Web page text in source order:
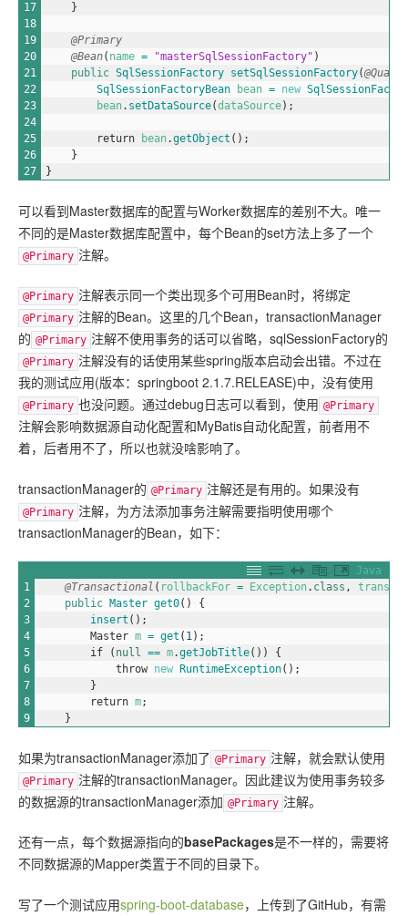
17
18
19
20
21
22
23
24
25
26
27
}
@Primary
@Bean( name = "masterSqlSessionFactory" )
public SqlSessionFactory setSqlSessionFactory(
SqlSessionFactoryBean
bean = new
bean. setDataSource(dataSource) ;
return bean.getObject ( ) ;
}
}
可以看到Master数据库的配置与Worker数据库的差别不大。唯一
不同的是Master数据库配置中，每个Bean的set方法上多了一个
@Primary 注解。
@Primary 注解表示同一个类出现多个可用Bean时，将绑定
@Primary 注解的Bean。这里的几个Bean，transactionManager
的 @Primary 注解不使用事务的话可以省略，sqlSessionFactory的
@Primary 注解没有的话使用某些spring版本启动会出错。不过在
我的测试应用(版本：springboot 2.1.7.RELEASE)中，没有使用
@Primary 也没问题。通过debug日志可以看到，使用 @Primary
注解会影响数据源自动化配置和MyBatis自动化配置，前者用不
着，后者用不了，所以也就没啥影响了。
transactionManager的 @Primary 注解还是有用的。如果没有
@Primary 注解，为方法添加事务注解需要指明使用哪个
transactionManager的Bean，如下：
Java
1
2
3
4
5
6
7
8
9
@Transactional ( rollbackFor = Exception. class ,
public Master get0( )
{
insert ( ) ;
Master m = get ( 1) ;
if
( null == m.getJobTitle( ) )
{
throw new RuntimeException( ) ;
}
return m;
}
如果为transactionManager添加了 @Primary 注解，就会默认使用
@Primary 注解的transactionManager。因此建议为使用事务较多
的数据源的transactionManager添加 @Primary 注解。
还有一点，每个数据源指向的basePackages是不一样的，需要将
不同数据源的Mapper类置于不同的目录下。
写了一个测试应用spring-boot-database，上传到了GitHub，有需